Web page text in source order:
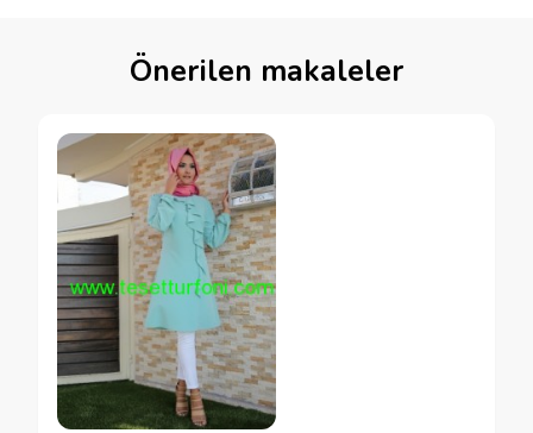
Önerilen makaleler